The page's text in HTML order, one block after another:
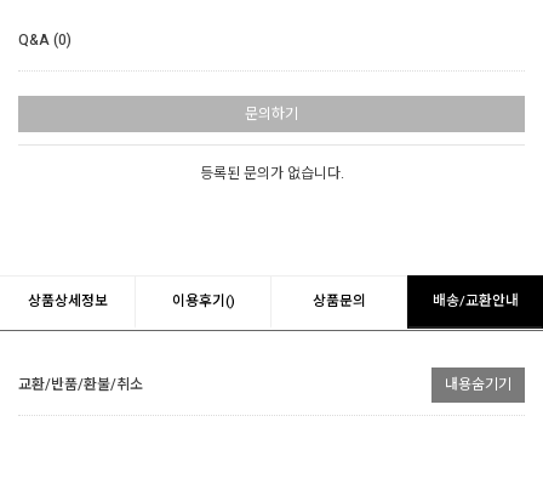
Q&A (0)
문의하기
등록된 문의가 없습니다.
상품상세정보 이용후기() 상품문의 배송/교환안내
교환/반품/환불/취소 내용숨기기